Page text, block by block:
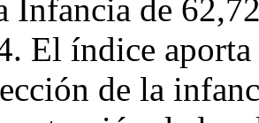
Infancia de
El índice
de la